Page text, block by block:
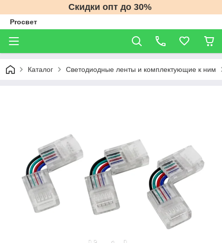
Скидки опт до 30%
Proсвет
Каталог Светодиодные ленты и комплектующие к ним